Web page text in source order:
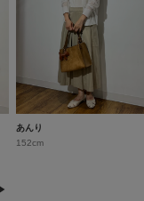
あんり
152cm